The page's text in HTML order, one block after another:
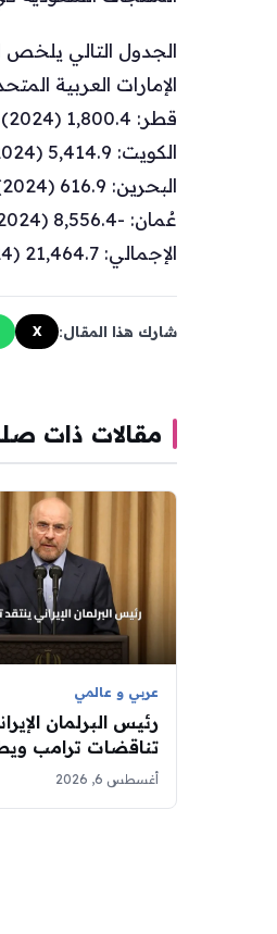
الجدول التالي يلخص
الإمارات العربية المتحدة: 22,188.9 (2024) → 51,237.1 (2025)
قطر: 1,800.4 (2024) → 6,616.7 (2025) +267.51%
الكويت: 5,414.9 (2024) → 7,098.1 (2025) +31.08%
البحرين: 616.9 (2024) → 840.8 (2025) +36.29%
عُمان: -8,556.4 (2024) → -10,104.0 (2025) +18.09%
الإجمالي: 21,464.7 (2024) → 55,688.7 (2025) +159.44%.
شارك هذا المقال: X
مقالات ذات
عربي و عالمي
رئيس البرلمان
تناقضات ترامب
واشنطن بالالتزام
أغسطس 6, 2026